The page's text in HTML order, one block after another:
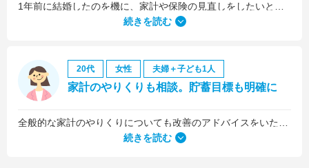
続きを読む
20代 女性 夫婦＋子ども1人
家計のやりくりも相談。貯蓄目標も明確に
続きを読む